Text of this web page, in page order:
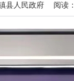
县人民政府 阅读：